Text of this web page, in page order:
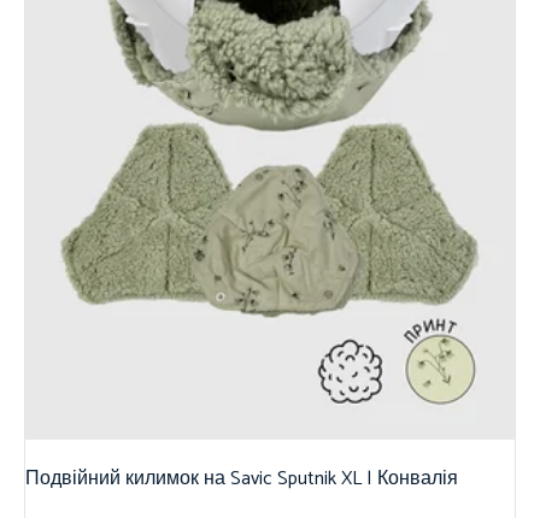
Подвійний килимок на Savic Sputnik XL | Конвалія